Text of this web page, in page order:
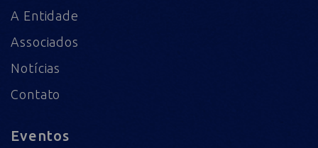
A Entidade
Associados
Notícias
Contato
Eventos